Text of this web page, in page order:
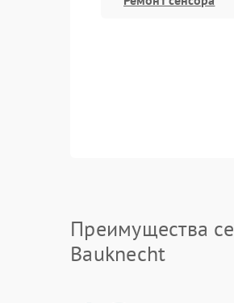
Преимущества
Bauknecht